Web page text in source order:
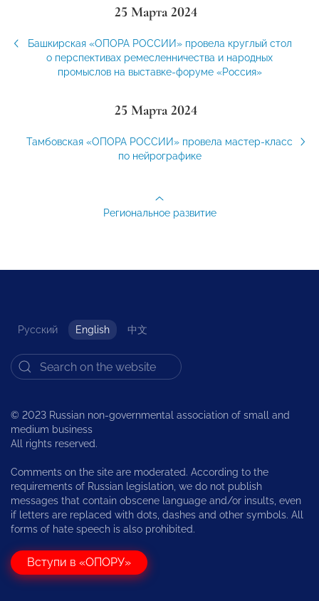
25 Марта 2024
Башкирская «ОПОРА РОССИИ» провела круглый стол
о перспективах ремесленничества и народных
промыслов на выставке-форуме «Россия»
25 Марта 2024
Тамбовская «ОПОРА РОССИИ» провела мастер-класс
по нейрографике
Региональное развитие
Русский English 中文
© 2023 Russian non-governmental association of small and
medium business
All rights reserved.
Comments on the site are moderated. According to the
requirements of Russian legislation, we do not publish
messages that contain obscene language and/or insults, even
if letters are replaced with dots, dashes and other symbols. All
forms of hate speech is also prohibited.
Вступи в «ОПОРУ»